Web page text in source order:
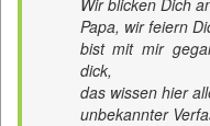
Wir blicken Dich
Papa, wir feiern
bist mit mir
dick,
das wissen hier
unbekannter